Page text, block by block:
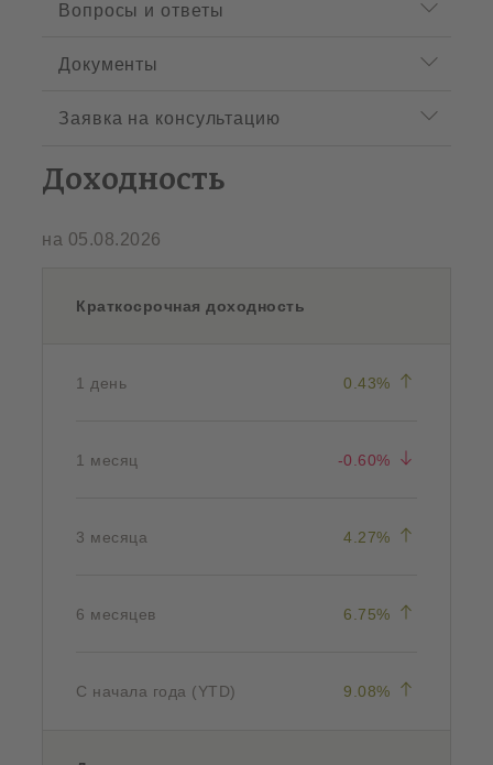
Вопросы и ответы
Документы
Заявка на консультацию
Доходность
на 05.08.2026
Краткосрочная доходность
1 день 0.43% (vērtības
1 месяц -0.60% (vērtības
3 месяца 4.27% (vērtības
6 месяцев 6.75% (vērtības
С начала года (YTD) 9.08% (vērtības